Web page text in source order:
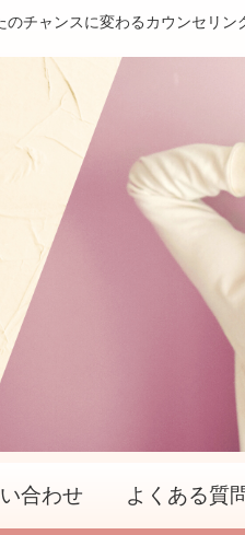
チャンスに変わるカウンセリン
合わせ よくある質